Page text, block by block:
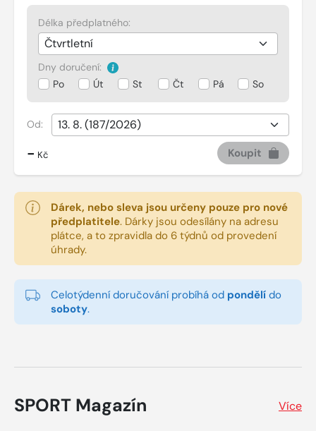
Délka předplatného:
Dny doručení:
Po
Út St Čt Pá So
Od:
- Kč Koupit
Dárek, nebo sleva jsou určeny pouze pro nové
předplatitele. Dárky jsou odesílány na adresu
plátce, a to zpravidla do 6 týdnů od provedení
úhrady.
Celotýdenní doručování probíhá od pondělí do
soboty.
SPORT Magazín Více